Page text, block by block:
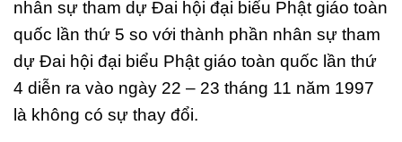
nhân sự tham dự Đai hội đại biểu Phật giáo toàn
quốc lần thứ 5 so với thành phần nhân sự tham
dự Đai hội đại biểu Phật giáo toàn quốc lần thứ
4 diễn ra vào ngày 22 – 23 tháng 11 năm 1997
là không có sự thay đổi.